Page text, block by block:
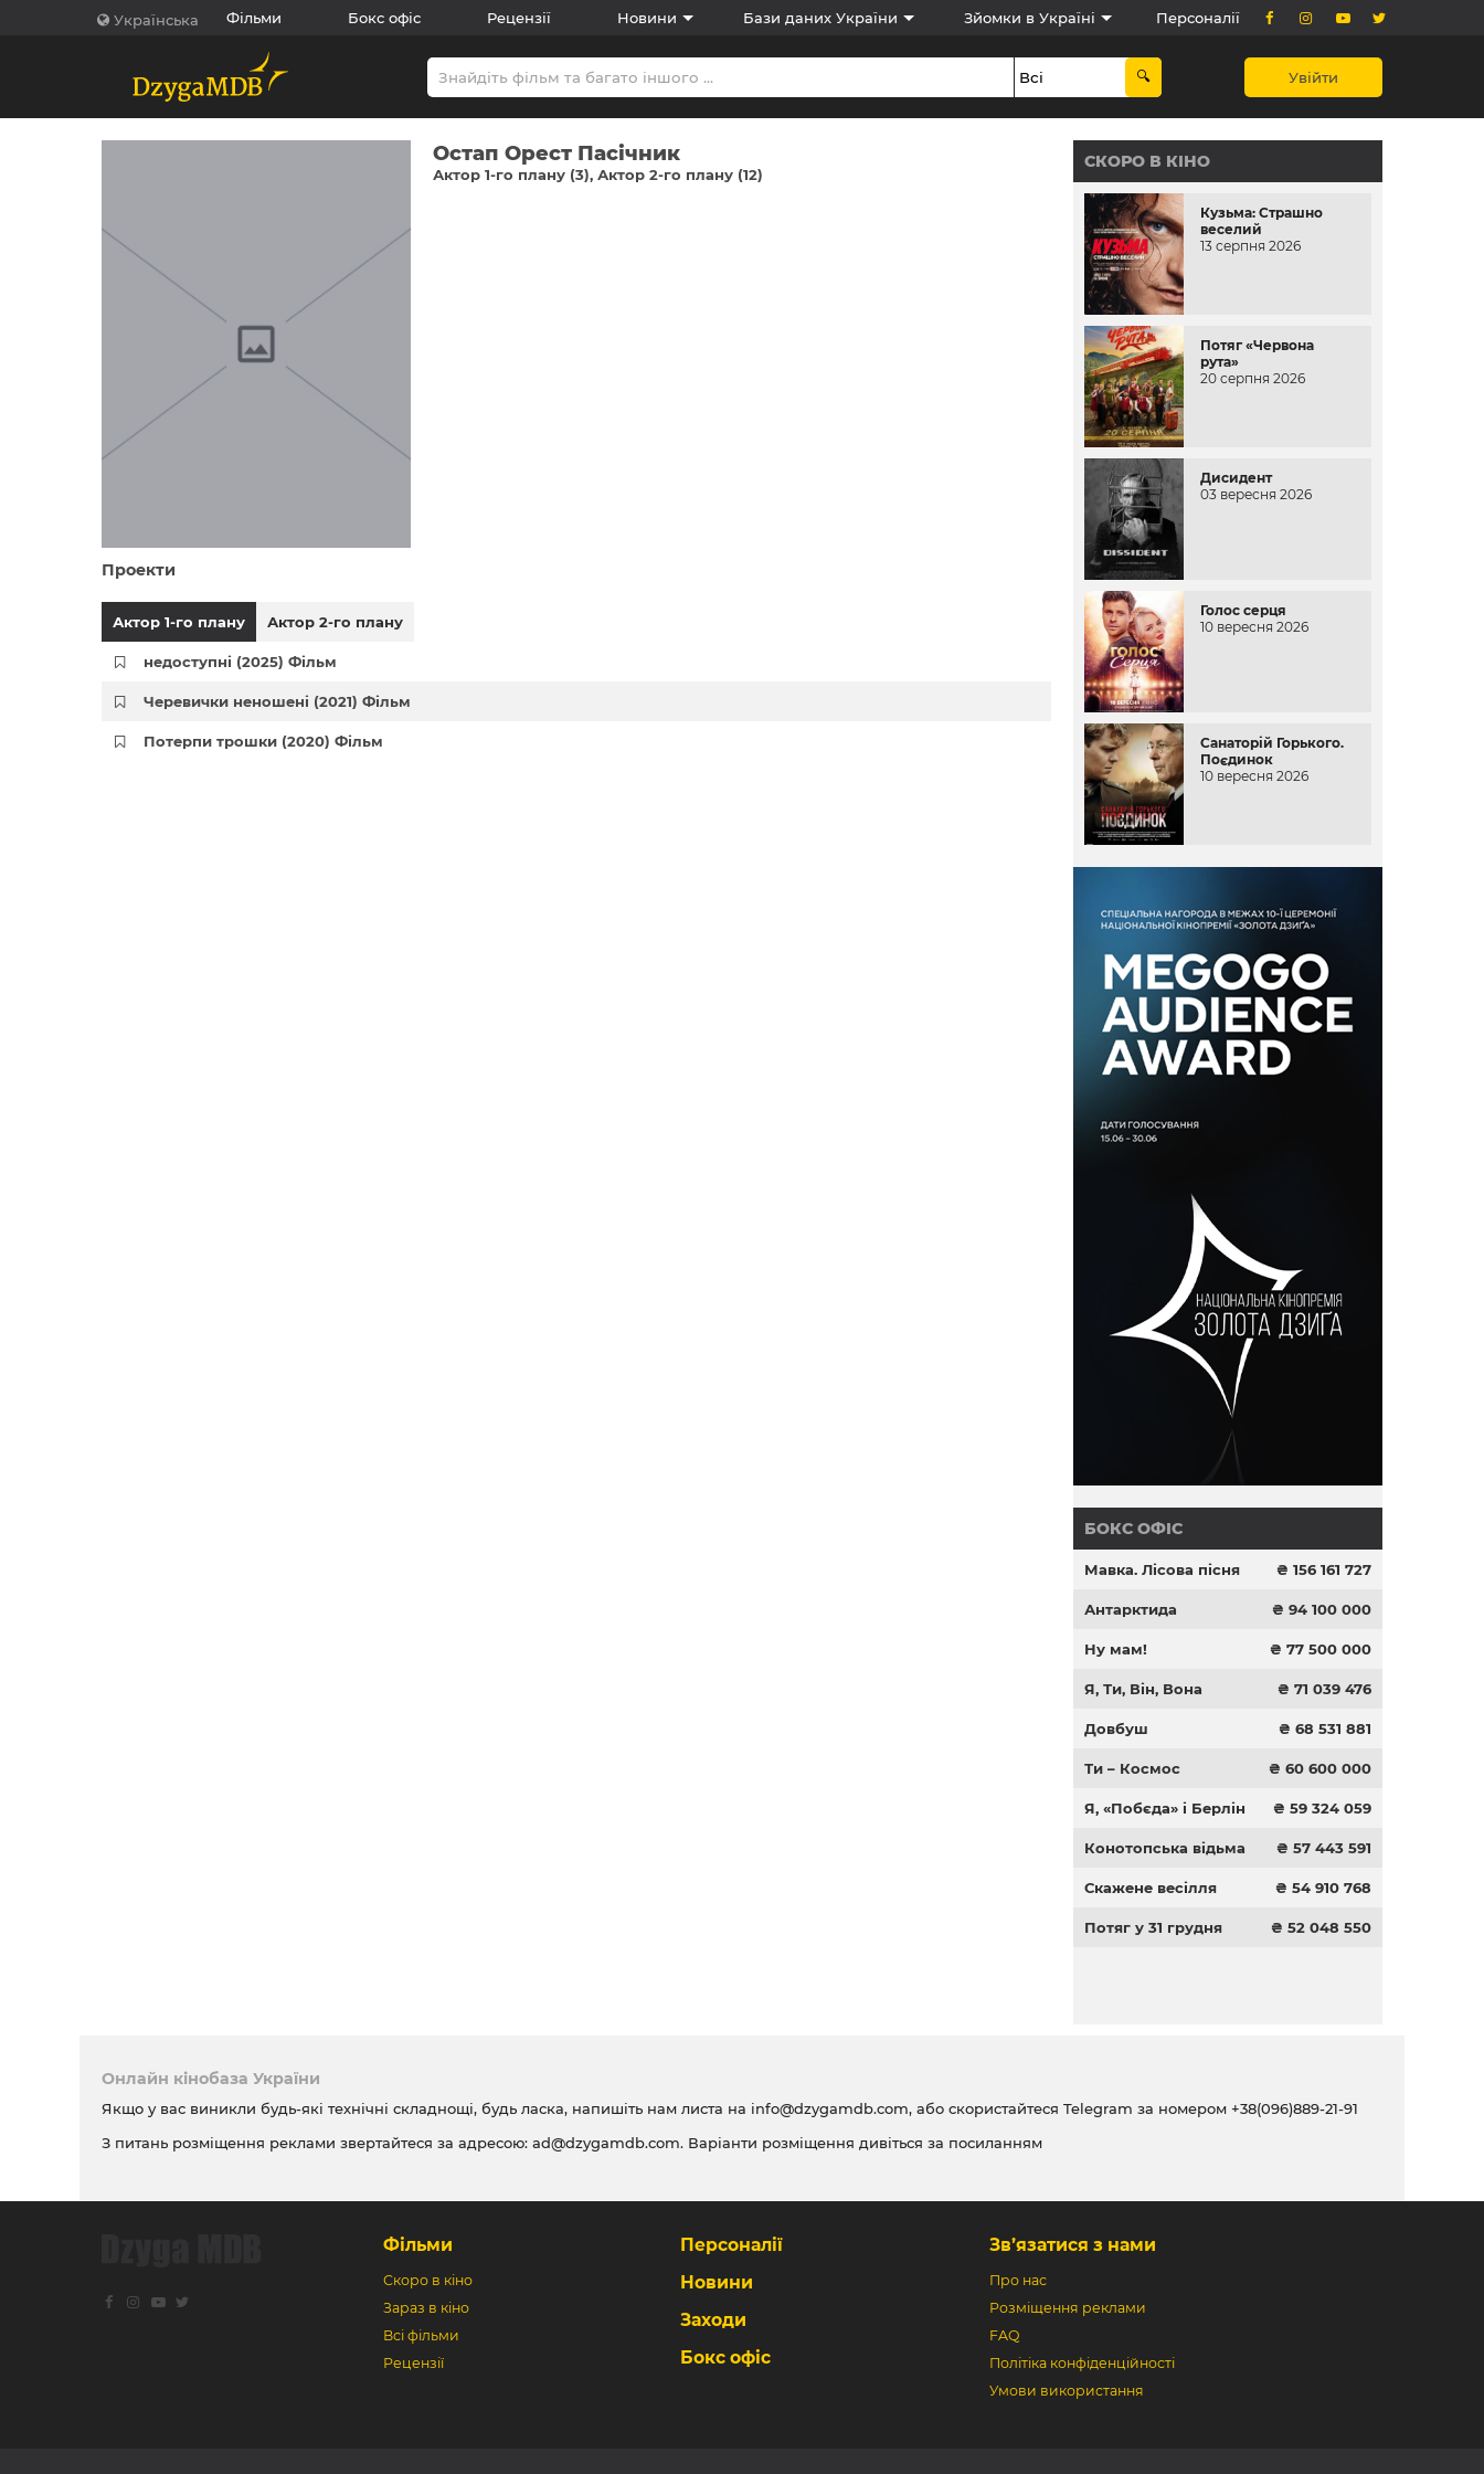
Українська Фільми Бокс офіс Рецензії Новини Бази даних України Зйомки в Україні Персоналії
Увійти
Остап Орест Пасічник
Актор 1-го плану (3) Актор 2-го плану (12)
Проекти
Актор 1-го плану Актор 2-го плану
недоступні (2025) Фільм
Черевички неношені (2021) Фільм
Потерпи трошки (2020) Фільм
СКОРО В КІНО
Кузьма: Страшно
веселий
13 серпня 2026
Потяг «Червона
рута»
20 серпня 2026
Дисидент
03 вересня 2026
Голос серця
10 вересня 2026
Санаторій Горького.
Поєдинок
10 вересня 2026
БОКС ОФІС
Мавка. Лісова пісня ₴ 156 161 727
Антарктида ₴ 94 100 000
Ну мам! ₴ 77 500 000
Я, Ти, Він, Вона ₴ 71 039 476
Довбуш ₴ 68 531 881
Ти – Космос ₴ 60 600 000
Я, «Побєда» і Берлін ₴ 59 324 059
Конотопська відьма ₴ 57 443 591
Скажене весілля ₴ 54 910 768
Потяг у 31 грудня ₴ 52 048 550
Онлайн кінобаза України
Якщо у вас виникли будь-які технічні складнощі, будь ласка, напишіть нам листа на info@dzygamdb.com, або скористайтеся Telegram за номером +38(096)889-21-91
З питань розміщення реклами звертайтеся за адресою: ad@dzygamdb.com. Варіанти розміщення дивіться за посиланням
Фільми
Скоро в кіно
Зараз в кіно
Всі фільми
Рецензії
Персоналії
Новини
Заходи
Бокс офіс
Зв’язатися з нами
Про нас
Розміщення реклами
FAQ
Політіка конфіденційності
Умови використання